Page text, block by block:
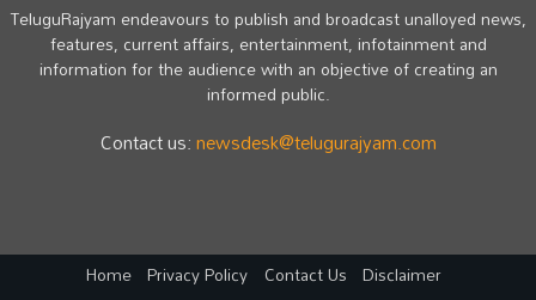
TeluguRajyam endeavours to publish and broadcast unalloyed news,
features, current affairs, entertainment, infotainment and
information for the audience with an objective of creating an
informed public.
Contact us:newsdesk@telugurajyam.com
Home Privacy Policy Contact Us Disclaimer